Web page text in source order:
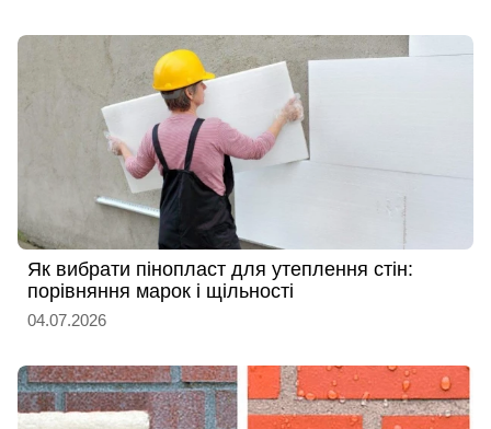
Як вибрати пінопласт для утеплення стін:
порівняння марок і щільності
04.07.2026